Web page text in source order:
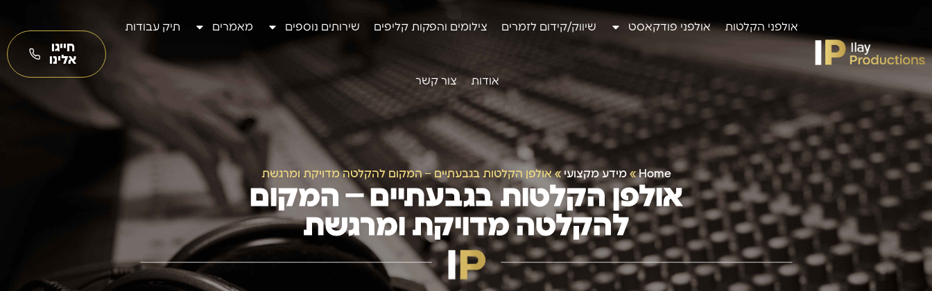
אולפני הקלטות אולפני פודקאסט שיווק/קידום לזמרים צילומים והפקות קליפים שירותים נוספים מאמרים תיק עבודות
אודות צור קשר
חייגו
אלינו
Home
»מידע מקצועי »אולפן הקלטות בגבעתיים – המקום להקלטה מדויקת ומרגשת
אולפן הקלטות בגבעתיים – המקום
להקלטה מדויקת ומרגשת